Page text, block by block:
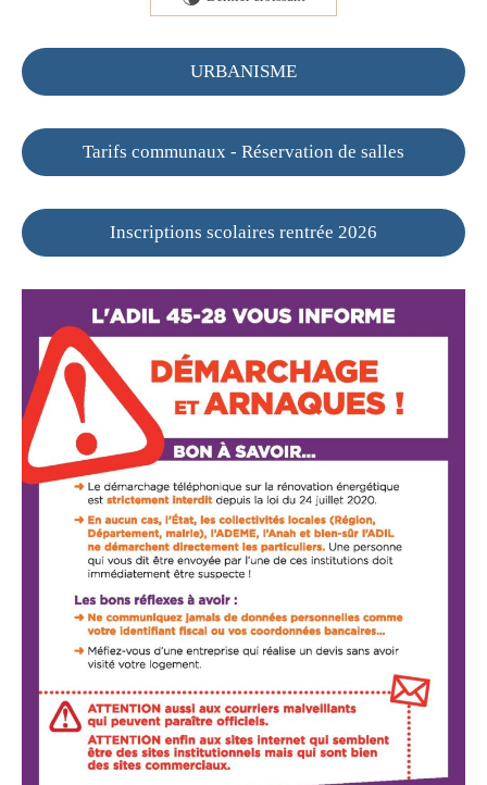
URBANISME
Tarifs communaux - Réservation de salles
Inscriptions scolaires rentrée 2026